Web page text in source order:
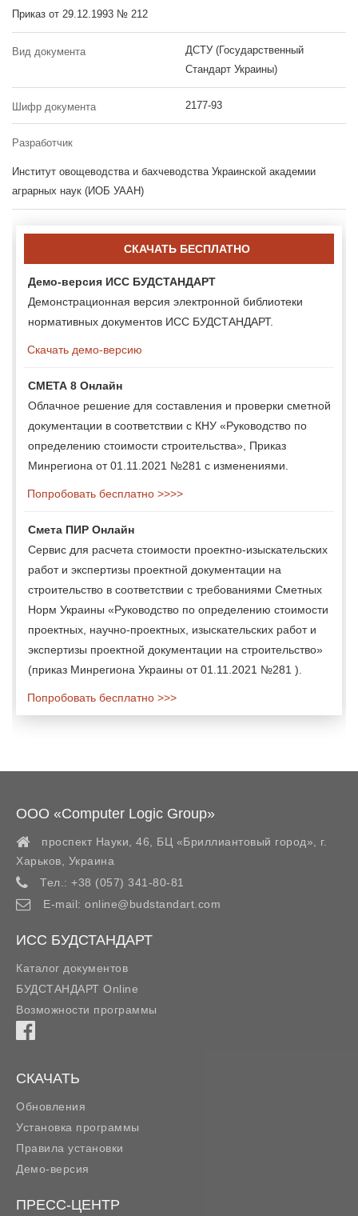
Приказ от 29.12.1993 № 212
Вид документа
ДСТУ (Государственный
Стандарт Украины)
Шифр документа 2177-93
Разработчик
Институт овощеводства и бахчеводства Украинской академии
аграрных наук (ИОБ УААН)
СКАЧАТЬ БЕСПЛАТНО
Демо-версия ИСС БУДСТАНДАРТ
Демонстрационная версия электронной библиотеки
нормативных документов ИСС БУДСТАНДАРТ.
Скачать демо-версию
СМЕТА 8 Онлайн
Облачное решение для составления и проверки сметной
документации в соответствии с КНУ «Руководство по
определению стоимости строительства», Приказ
Минрегиона от 01.11.2021 №281 с изменениями.
Попробовать бесплатно >>>>
Смета ПИР Онлайн
Сервис для расчета стоимости проектно-изыскательских
работ и экспертизы проектной документации на
строительство в соответствии с требованиями Сметных
Норм Украины «Руководство по определению стоимости
проектных, научно-проектных, изыскательских работ и
экспертизы проектной документации на строительство»
(приказ Минрегиона Украины от 01.11.2021 №281 ).
Попробовать бесплатно >>>
ООО «Computer Logic Group»
проспект Науки, 46, БЦ «Бриллиантовый город»,
г.
Харьков
Украина
Тел.: +38 (057) 341-80-81
E-mail: online@budstandart.com
ИСС БУДСТАНДАРТ
Каталог документов
БУДСТАНДАРТ Online
Возможности программы
СКАЧАТЬ
Обновления
Установка программы
Правила установки
Демо-версия
ПРЕСС-ЦЕНТР